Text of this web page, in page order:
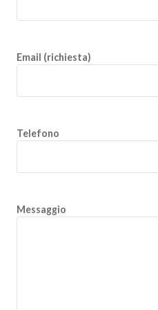
Email (richiesta)
Telefono
Messaggio